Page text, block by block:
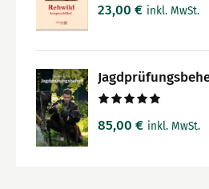
mit5.00
23,00 € inkl. MwSt.
mit5.00
85,00 € inkl. MwSt.